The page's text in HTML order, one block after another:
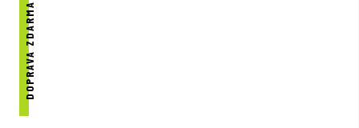
DOPRAVA ZDARMA